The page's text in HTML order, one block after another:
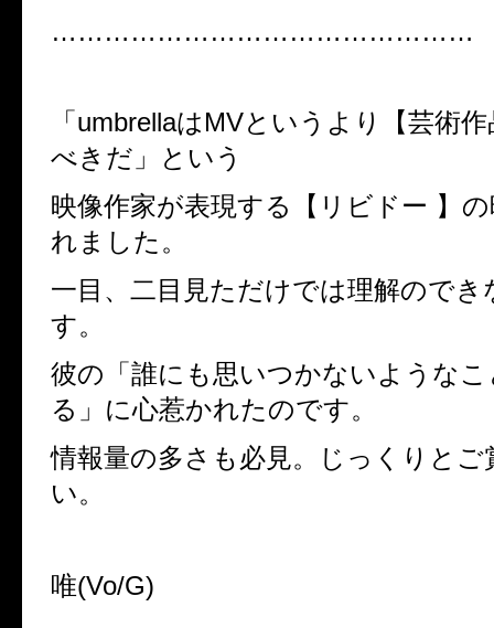
…………………………………………
「 umbrellaはMVというより【芸術
べきだ」という
映像作家が表現する【リビドー 】
れました。
一目、二目見ただけでは理解のでき
す。
彼の「誰にも思いつかないような
る」に心惹かれたのです。
情報量の多さも必見。じっくりとご
い。
唯(Vo/G)